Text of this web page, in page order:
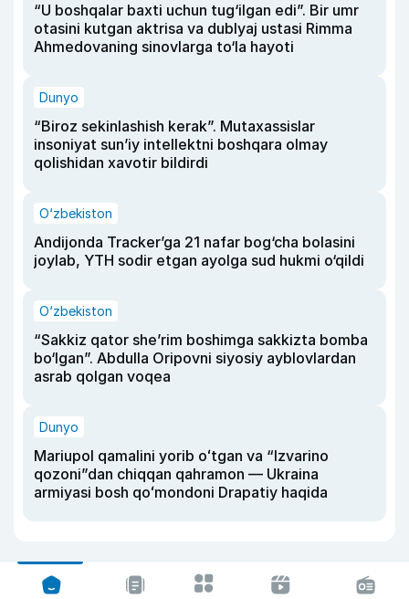
“U boshqalar baxti uchun tug‘ilgan edi”. Bir umr
otasini kutgan aktrisa va dublyaj ustasi Rimma
Ahmedovaning sinovlarga to‘la hayoti
Dunyo
“Biroz sekinlashish kerak”. Mutaxassislar
insoniyat sun’iy intellektni boshqara olmay
qolishidan xavotir bildirdi
O‘zbekiston
Andijonda Tracker’ga 21 nafar bog‘cha bolasini
joylab, YTH sodir etgan ayolga sud hukmi o‘qildi
O‘zbekiston
“Sakkiz qator she’rim boshimga sakkizta bomba
bo‘lgan”. Abdulla Oripovni siyosiy ayblovlardan
asrab qolgan voqea
Dunyo
Mariupol qamalini yorib oʻtgan va “Izvarino
qozoni”dan chiqqan qahramon — Ukraina
armiyasi bosh qoʻmondoni Drapatiy haqida